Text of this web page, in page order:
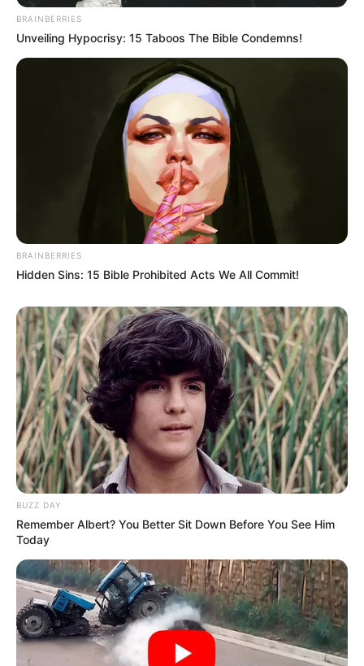
BRAINBERRIES
Unveiling Hypocrisy: 15 Taboos The Bible Condemns!
BRAINBERRIES
Hidden Sins: 15 Bible Prohibited Acts We All Commit!
BUZZ DAY
Remember Albert? You Better Sit Down Before You See Him
Today